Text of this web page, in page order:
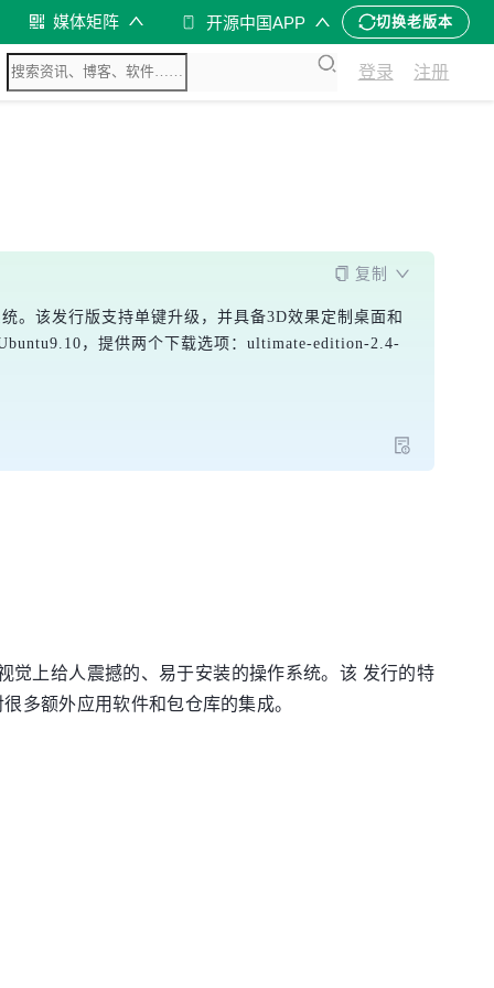
媒体矩阵 开源中国APP 切换老版本
登录 注册
复制
。该发行版支持单键升级，并具备3D效果定制桌面和
，提供两个下载选项：ultimate-edition-2.4-
上给人震撼的、易于安装的操作系统。该 发行的特
多额外应用软件和包仓库的集成。